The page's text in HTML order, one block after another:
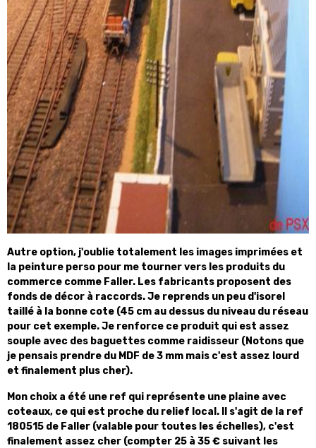
Autre option, j'oublie totalement les images imprimées et
la peinture perso pour me tourner vers les produits du
commerce comme Faller. Les fabricants proposent des
fonds de décor à raccords. Je reprends un peu d'isorel
taillé à la bonne cote (45 cm au dessus du niveau du réseau
pour cet exemple. Je renforce ce produit qui est assez
souple avec des baguettes comme raidisseur (Notons que
je pensais prendre du MDF de 3 mm mais c'est assez lourd
et finalement plus cher).
Mon choix a été une ref qui représente une plaine avec
coteaux, ce qui est proche du relief local. Il s'agit de la ref
180515 de Faller (valable pour toutes les échelles), c'est
finalement assez cher (compter 25 à 35 € suivant les